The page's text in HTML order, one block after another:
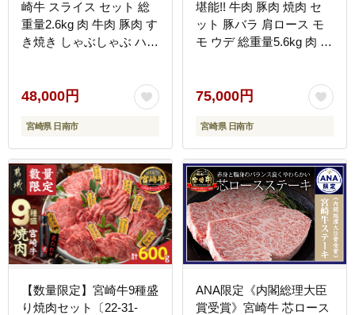
崎牛 スライス セット 総
重量2.6kg 肉 牛肉 豚肉 す
き焼き しゃぶしゃぶ ハン
おすすめ 赤身肉 おかず
お弁当 ブランド牛 ご褒美
記念日 お祝い ミヤチク
宮崎県 日南市 送料無料
_GH4-25
48,000円
宮崎県 日南市
堪能!! 牛肉 豚肉 焼肉 セ
ット 豚バラ 肩ロース モ
モ ウデ 総重量5.6kg 肉 牛
牛 黒毛和牛 小間切れ 赤
身 A4 A5 高級 お弁当 お
すすめ 人気 ミヤチク 宮
崎県 日南市 送料無料
_JE5-25
75,000円
宮崎県 日南市
【数量限定】宮崎牛9種盛
り焼肉セット〔22-31-
ANA限定《内閣総理大臣
賞受賞》宮崎牛 芯ロース